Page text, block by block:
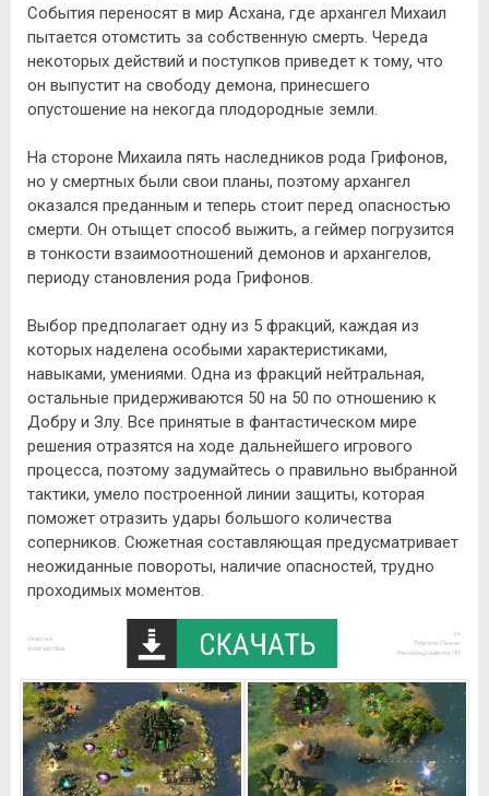
События переносят в мир Асхана, где архангел Михаил
пытается отомстить за собственную смерть. Череда
некоторых действий и поступков приведет к тому, что
он выпустит на свободу демона, принесшего
опустошение на некогда плодородные земли.
На стороне Михаила пять наследников рода Грифонов,
но у смертных были свои планы, поэтому архангел
оказался преданным и теперь стоит перед опасностью
смерти. Он отыщет способ выжить, а геймер погрузится
в тонкости взаимоотношений демонов и архангелов,
периоду становления рода Грифонов.
Выбор предполагает одну из 5 фракций, каждая из
которых наделена особыми характеристиками,
навыками, умениями. Одна из фракций нейтральная,
остальные придерживаются 50 на 50 по отношению к
Добру и Злу. Все принятые в фантастическом мире
решения отразятся на ходе дальнейшего игрового
процесса, поэтому задумайтесь о правильно выбранной
тактики, умело построенной линии защиты, которая
поможет отразить удары большого количества
соперников. Сюжетная составляющая предусматривает
неожиданные повороты, наличие опасностей, трудно
проходимых моментов.